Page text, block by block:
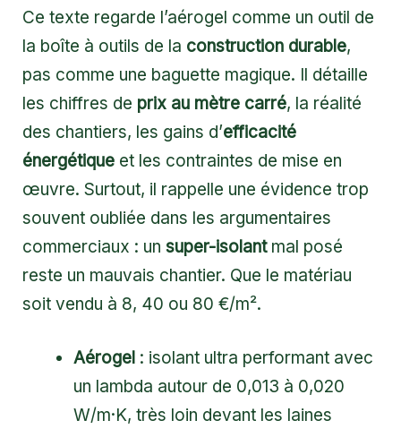
Ce texte regarde l’aérogel comme un outil de
la boîte à outils de la construction durable,
pas comme une baguette magique. Il détaille
les chiffres de prix au mètre carré, la réalité
des chantiers, les gains d’efficacité
énergétique et les contraintes de mise en
œuvre. Surtout, il rappelle une évidence trop
souvent oubliée dans les argumentaires
commerciaux : un super-isolantmal posé
reste un mauvais chantier. Que le matériau
soit vendu à 8, 40 ou 80 €/m².
Aérogel : isolant ultra performant avec
un lambda autour de 0,013 à 0,020
W/m·K, très loin devant les laines